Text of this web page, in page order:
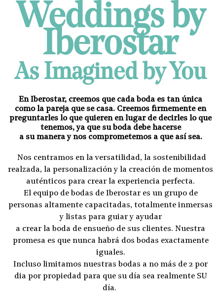
Weddings by
Iberostar
As Imagined by You
En Iberostar, creemos que cada boda es tan única
como la pareja que se casa. Creemos firmemente en
preguntarles lo que quieren en lugar de decirles lo que
tenemos, ya que su boda debe hacerse
a su manera y nos comprometemos a que así sea.
Nos centramos en la versatilidad, la sostenibilidad
realzada, la personalización y la creación de momentos
auténticos para crear la experiencia perfecta.
El equipo de bodas de Iberostar es un grupo de
personas altamente capacitadas, totalmente inmersas
y listas para guiar y ayudar
a crear la boda de ensueño de sus clientes. Nuestra
promesa es que nunca habrá dos bodas exactamente
iguales.
Incluso limitamos nuestras bodas a no más de 2 por
dia por propiedad para que su día sea realmente SU
día.